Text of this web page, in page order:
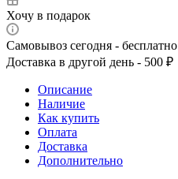
Хочу в подарок
Самовывоз сегодня - бесплатно
Доставка в другой день - 500 ₽
Описание
Наличие
Как купить
Оплата
Доставка
Дополнительно